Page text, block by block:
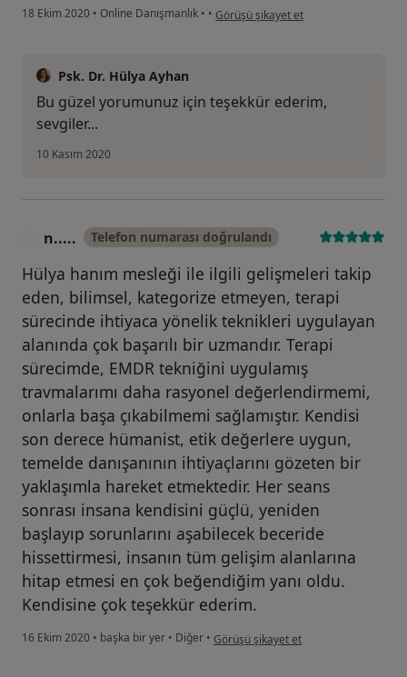
18 Ekim 2020 • Online Danışmanlık • • kullanıcının görüşüne göre y....e
Görüşü şikayet et
Psk. Dr. Hülya Ayhan
Bu güzel yorumunuz için teşekkür ederim,
sevgiler...
10 Kasım 2020
n..... Telefon numarası doğrulandı
Hülya hanım mesleği ile ilgili gelişmeleri takip
eden, bilimsel, kategorize etmeyen, terapi
sürecinde ihtiyaca yönelik teknikleri uygulayan
alanında çok başarılı bir uzmandır. Terapi
sürecimde, EMDR tekniğini uygulamış
travmalarımı daha rasyonel değerlendirmemi,
onlarla başa çıkabilmemi sağlamıştır. Kendisi
son derece hümanist, etik değerlere uygun,
temelde danışanının ihtiyaçlarını gözeten bir
yaklaşımla hareket etmektedir. Her seans
sonrası insana kendisini güçlü, yeniden
başlayıp sorunlarını aşabilecek beceride
hissettirmesi, insanın tüm gelişim alanlarına
hitap etmesi en çok beğendiğim yanı oldu.
Kendisine çok teşekkür ederim.
16 Ekim 2020 • başka bir yer • Diğer • kullanıcının görüşüne göre n.....
Görüşü şikayet et